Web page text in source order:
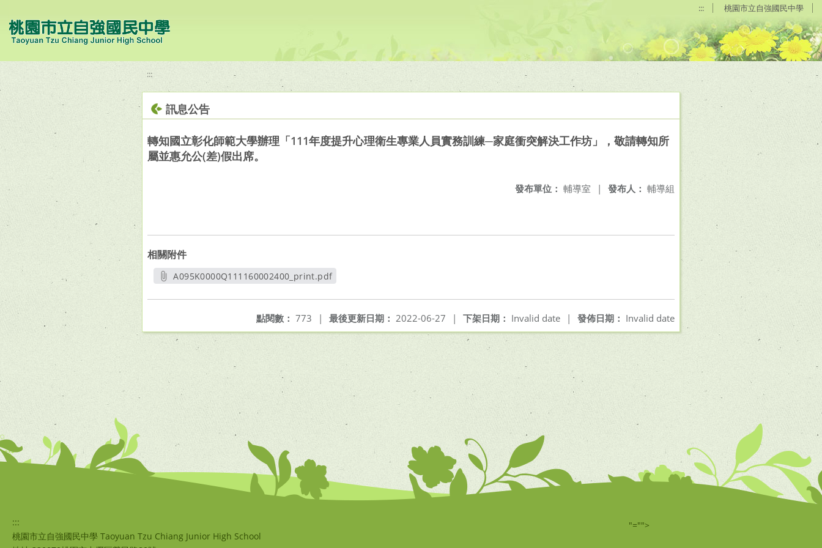
::: 桃園市立自強國民中學
:::
訊息公告
轉知國立彰化師範大學辦理「111年度提升心理衛生專業人員實務訓練─家庭衝突解決工作坊」，敬請轉知所
屬並惠允公(差)假出席。
發布人： 輔導組
發布單位： 輔導室 |
相關附件
A095K0000Q111160002400_print.pdf
發佈日期： Invalid date
下架日期： Invalid date |
最後更新日期： 2022-06-27 |
點閱數： 773 |
:::
桃園市立自強國民中學 Taoyuan Tzu Chiang Junior High School
"="">